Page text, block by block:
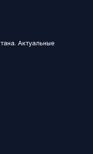
Актуальные